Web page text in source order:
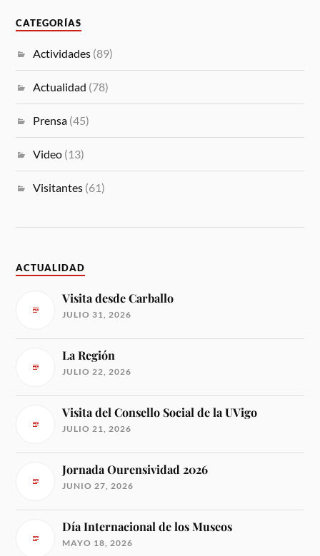
CATEGORÍAS
Actividades (89)
Actualidad (78)
Prensa (45)
Video (13)
Visitantes (61)
ACTUALIDAD
Visita desde Carballo
JULIO 31, 2026
La Región
JULIO 22, 2026
Visita del Consello Social de la UVigo
JULIO 21, 2026
Jornada Ourensividad 2026
JUNIO 27, 2026
Día Internacional de los Museos
MAYO 18, 2026